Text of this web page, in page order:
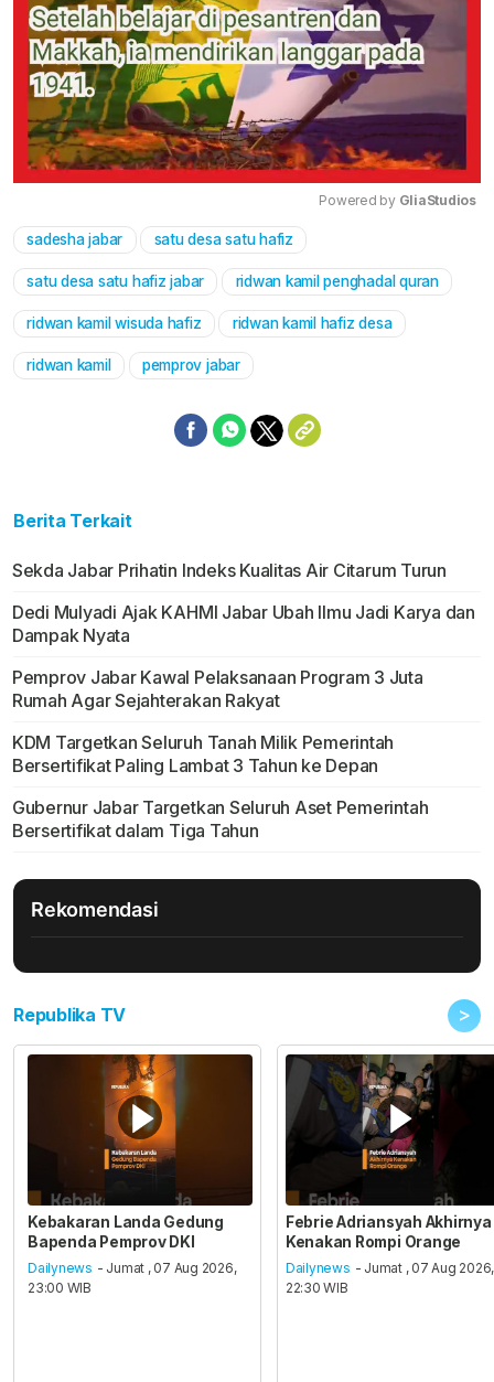
Powered by GliaStudios
sadesha jabar satu desa satu hafiz
satu desa satu hafiz jabar ridwan kamil penghadal quran
ridwan kamil wisuda hafiz ridwan kamil hafiz desa
ridwan kamil pemprov jabar
Berita Terkait
Sekda Jabar Prihatin Indeks Kualitas Air Citarum Turun
Dedi Mulyadi Ajak KAHMI Jabar Ubah Ilmu Jadi Karya dan
Dampak Nyata
Pemprov Jabar Kawal Pelaksanaan Program 3 Juta
Rumah Agar Sejahterakan Rakyat
KDM Targetkan Seluruh Tanah Milik Pemerintah
Bersertifikat Paling Lambat 3 Tahun ke Depan
Gubernur Jabar Targetkan Seluruh Aset Pemerintah
Bersertifikat dalam Tiga Tahun
Rekomendasi
Republika TV >
Kebakaran Landa Gedung
Bapenda Pemprov DKI
Dailynews - Jumat , 07 Aug 2026,
23:00 WIB
Febrie Adriansyah Akhirnya
Kenakan Rompi Orange
Dailynews - Jumat , 07 Aug 2026,
22:30 WIB